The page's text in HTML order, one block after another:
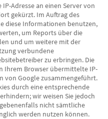
Adresse an einen Server von
gekürzt. Im Auftrag des
diese Informationen benutzen,
um Reports über die
und um weitere mit der
verbundene
zu erbringen. Die
Ihrem Browser übermittelte IP-
von Google zusammengeführt.
durch eine entsprechende
wir weisen Sie jedoch
nicht sämtliche
werden nutzen können.